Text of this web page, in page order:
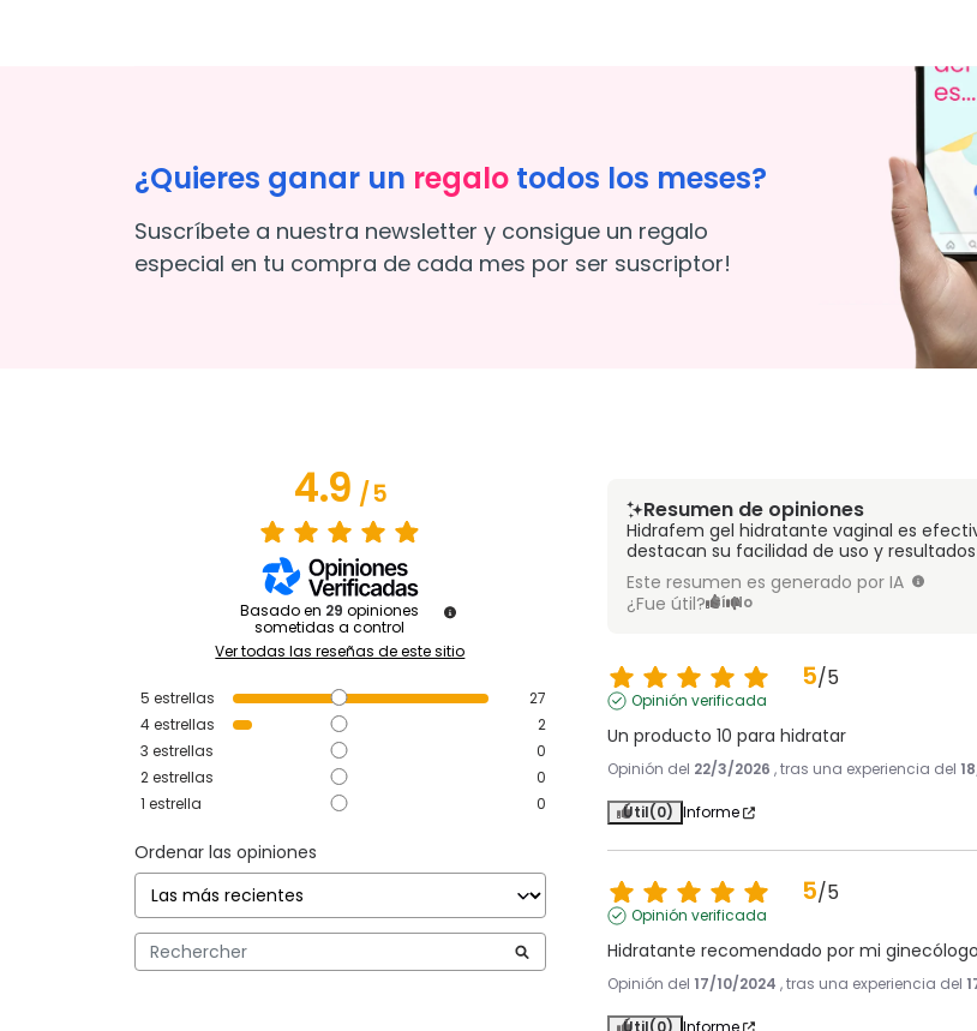
¿Quieres ganar un regalo todos los meses?
Suscríbete a nuestra newsletter y consigue un regalo
especial en tu compra de cada mes por ser suscriptor!
4.9/5
Basado en 29 opiniones
sometidas a control
Ver todas las reseñas de este sitio
5 estrellas
27
4estrellas
2
3 estrellas
0
2estrellas
0
1 estrella 0
Ordenar las opiniones
Resumen de opiniones
Hidrafem gel hidratante vaginal es
destacan su facilidad de uso y
Este resumen es generado por IA
¿Fue útil? Sí No
5/5
Opinión verificada
Un producto 10 para hidratar
Opinión del 22/3/2026 , tras una experiencia del
Útil(0) Informe
5/5
Opinión verificada
Hidratante recomendado por mi
Opinión del 17/10/2024 , tras una experiencia del